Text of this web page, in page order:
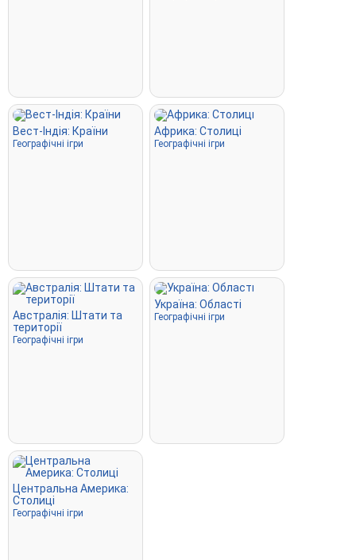
Вест-Індія: Країни
Географічні ігри
Африка: Столиці
Географічні ігри
Австралія: Штати та
території
Географічні ігри
Україна: Області
Географічні ігри
Центральна Америка:
Столиці
Географічні ігри